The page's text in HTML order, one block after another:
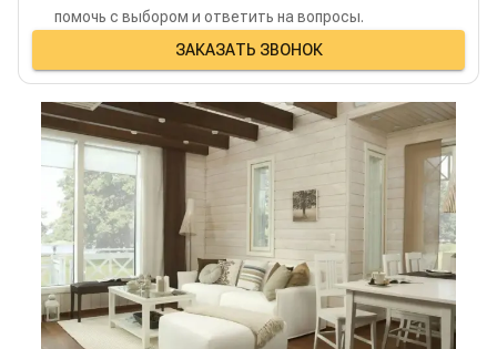
помочь с выбором и ответить на вопросы.
ЗАКАЗАТЬ ЗВОНОК